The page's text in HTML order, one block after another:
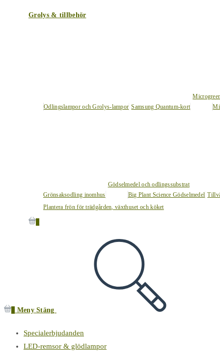
Grolys & tillbehör
Odlingslampor och Grolys-lampor Samsung Quantum-kort
Grönsaksodling inomhus
Gödselmedel och odlingssubstrat
Big Plant Science Gödselmedel
Plantera frön för trädgården, växthuset och köket
Meny Stäng
Specialerbjudanden
LED-remsor & glödlampor